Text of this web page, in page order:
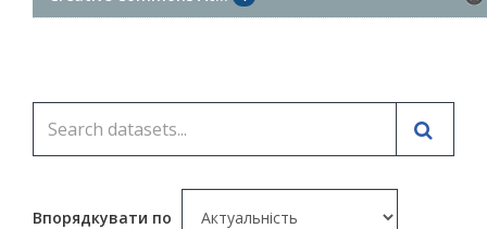
Впорядкувати по